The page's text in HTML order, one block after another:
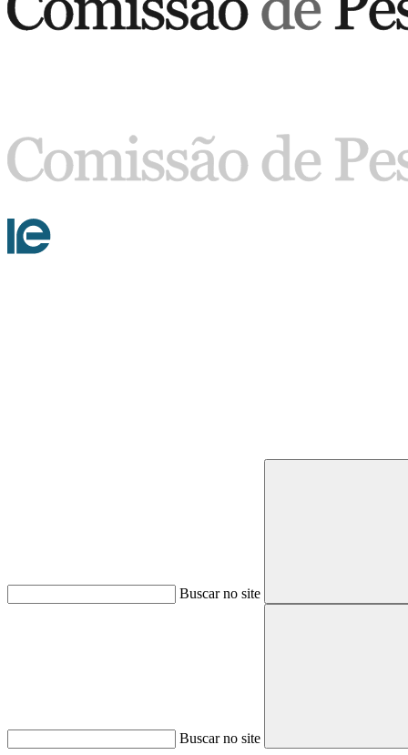
Buscar no site
Buscar no site